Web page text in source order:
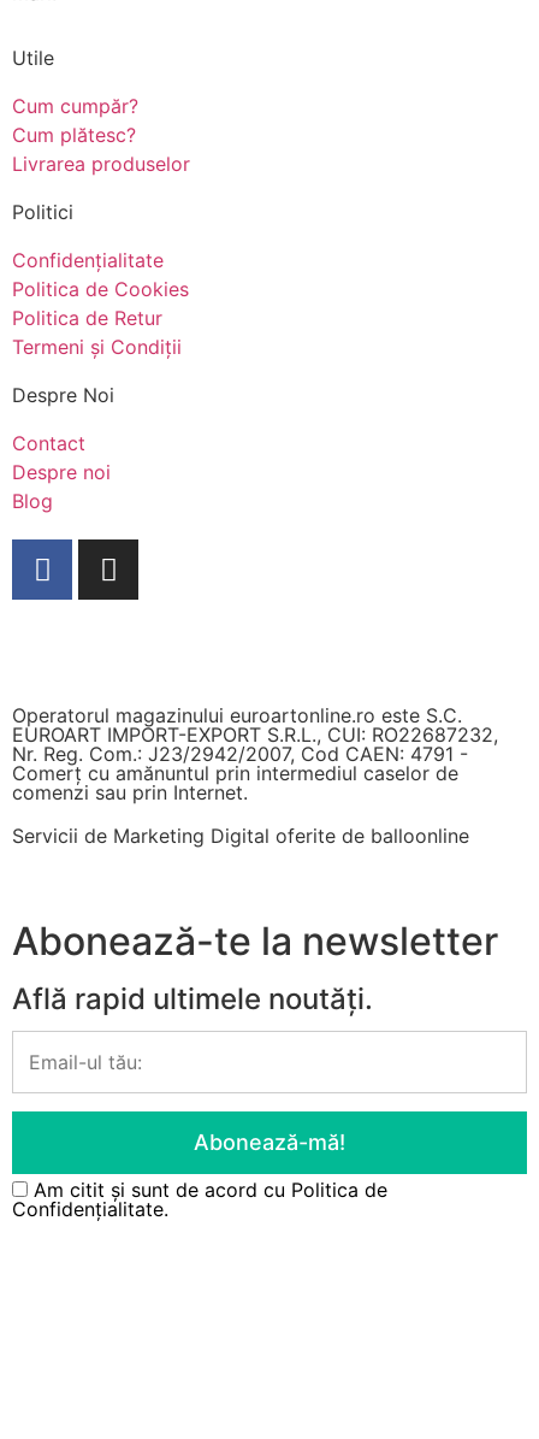
Utile
Cum cumpăr?
Cum plătesc?
Livrarea produselor
Politici
Confidențialitate
Politica de Cookies
Politica de Retur
Termeni și Condiții
Despre Noi
Contact
Despre noi
Blog
Operatorul magazinului euroartonline.ro este S.C.
EUROART IMPORT-EXPORT S.R.L., CUI: RO22687232,
Nr. Reg. Com.: J23/2942/2007, Cod CAEN: 4791 -
Comerț cu amănuntul prin intermediul caselor de
comenzi sau prin Internet.
Servicii de Marketing Digital oferite de balloonline
Abonează-te la newsletter
Află rapid ultimele noutăți.
Am citit și sunt de acord cu Politica de
Confidențialitate.